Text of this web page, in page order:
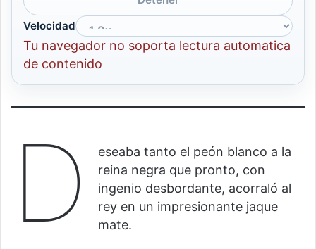
Velocidad
Tu navegador no soporta lectura automatica
de contenido
D
eseaba tanto el peón blanco a la
reina negra que pronto, con
ingenio desbordante, acorraló al
rey en un impresionante jaque
mate.